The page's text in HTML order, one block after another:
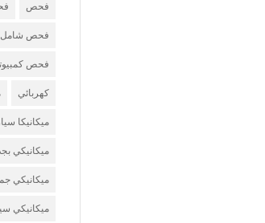
فحص
فحص شامل
فحص
كهربائي
ميكانيكا
ميكانيكي
ميكانيكي
ميكانيكي